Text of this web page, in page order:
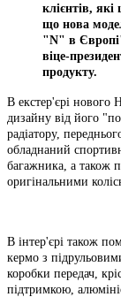
клієнтів,
що нова
"N" в
віце-
продукту.
В екстер'єрі нового
дизайну від його
радіатору,
обладнаний
багажника, а також
оригінальними
В інтер'єрі також
кермо з
коробки передач,
підтримкою,